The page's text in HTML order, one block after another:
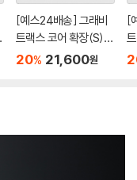
[예스24배송] 그래비
트랙스 코어 확장(S):
스쿠프 / 마블런[8세이
20% 21,600원
[